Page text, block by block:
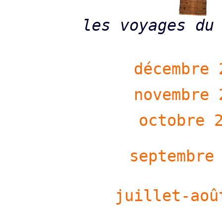
les voyages
décembre
novembre
octobre
septembre
juillet-